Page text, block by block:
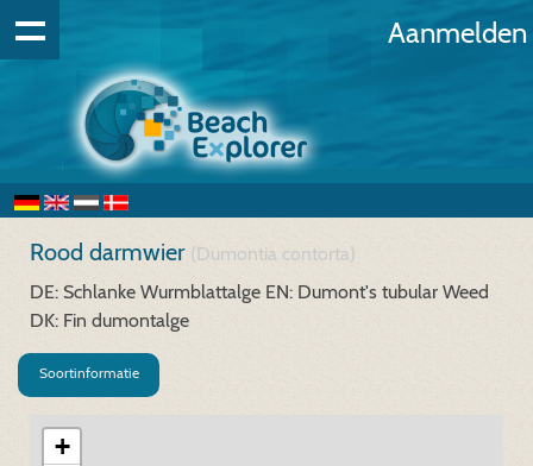
Aanmelden
Rood darmwier (Dumontia contorta)
DE: Schlanke Wurmblattalge EN: Dumont's tubular Weed
DK: Fin dumontalge
Soortinformatie
+